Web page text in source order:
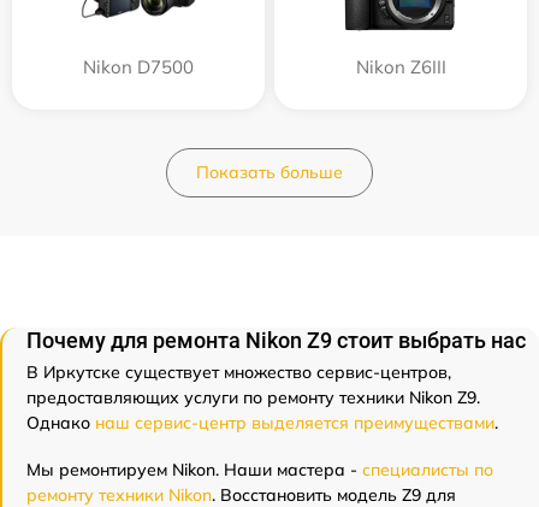
Nikon D7500 Nikon Z6III
Показать больше
Почему для ремонта Nikon Z9 стоит выбрать нас
В Иркутске существует множество сервис-центров,
предоставляющих услуги по ремонту техники Nikon Z9.
Однако наш сервис-центр выделяется преимуществами.
Мы ремонтируем Nikon. Наши мастера - специалисты по
ремонту техники Nikon. Восстановить модель Z9 для